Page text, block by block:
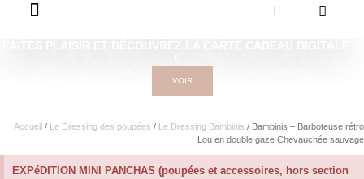
VOIR
Accueil / Le Dressing des poupées / Le Dressing Bambinis / Bambinis – Barboteuse rétro
Lou en double gaze Chevauchée sauvage
EXPéDITION MINI PANCHAS (poupées et accessoires, hors section